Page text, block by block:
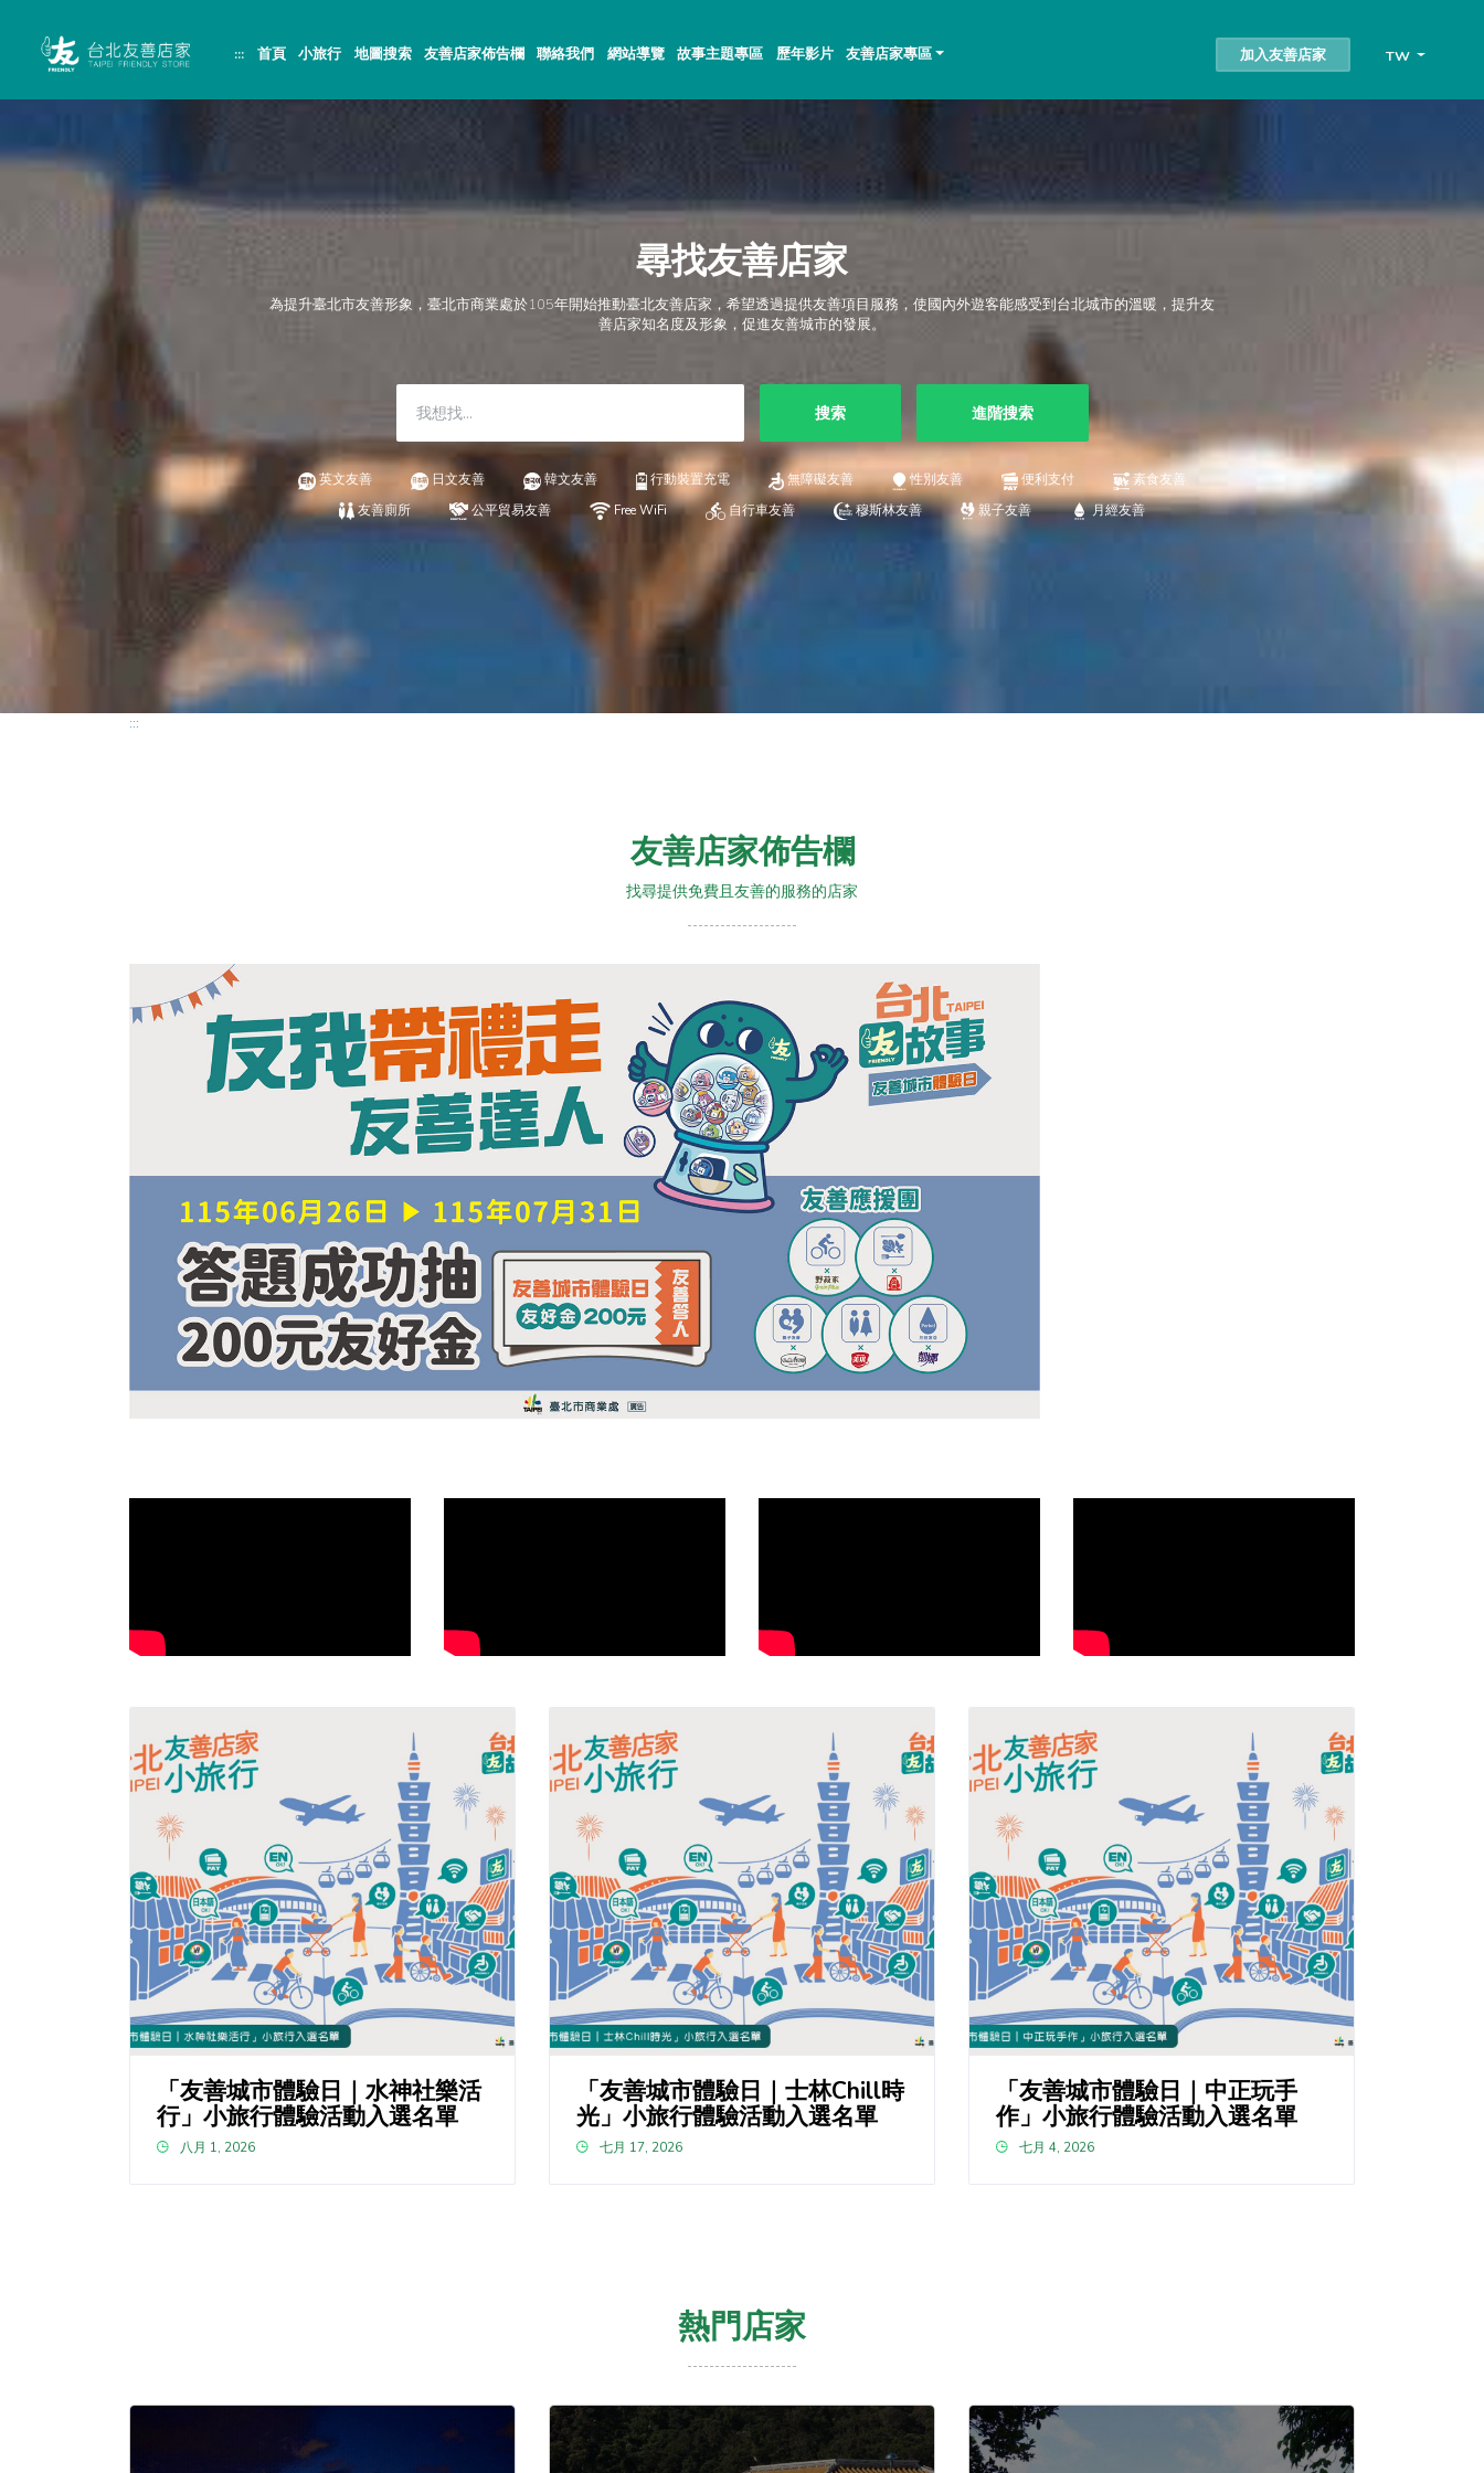
容
::: 首頁 小旅行 地圖搜索 友善店家佈告欄 聯絡我們 網站導覽 故事主題專區 歷年影片 友善店家專區 加入友善店家 TW
尋找友善店家
為提升臺北市友善形象，臺北市商業處於105年開始推動臺北友善店家，希望透過提供友善項目服務，使國內外遊客能感受到台北城市的溫暖，提升友
善店家知名度及形象，促進友善城市的發展。
搜索 進階搜索
英文友善 日文友善 韓文友善 行動裝置充電 無障礙友善 性別友善 便利支付
素食友善
友善廁所
公平貿易友善 Free WiFi 自行車友善 穆斯林友善 親子友善 月經友善
:::
友善店家佈告欄
找尋提供免費且友善的服務的店家
「友善城市體驗日｜水神社樂活
行」小旅行體驗活動入選名單
八月 1, 2026
「友善城市體驗日｜士林Chill時
光」小旅行體驗活動入選名單
七月 17, 2026
「友善城市體驗日｜中正玩手
作」小旅行體驗活動入選名單
七月 4, 2026
熱門店家